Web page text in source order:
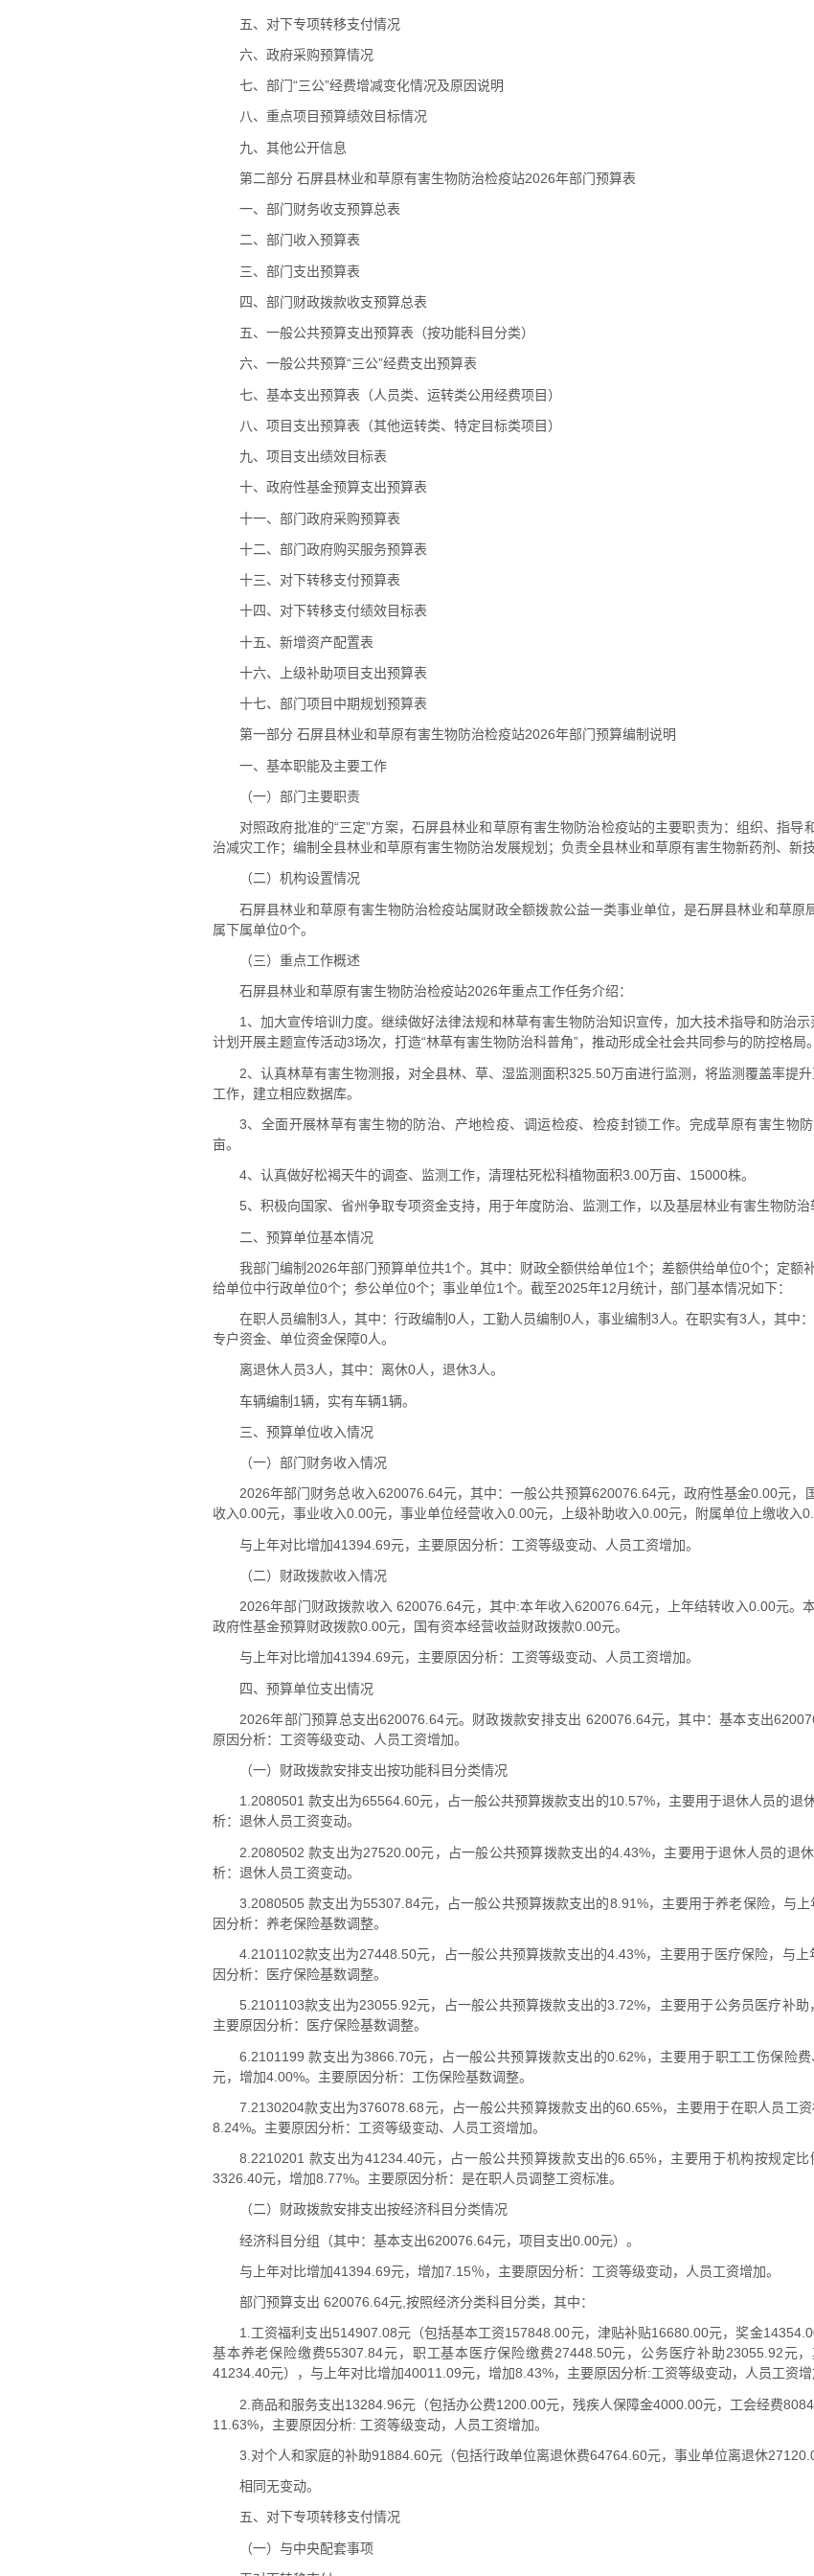
五、对下专项转移支付情况
六、政府采购预算情况
七、部门“三公”经费增减变化情况及原因说明
八、重点项目预算绩效目标情况
九、其他公开信息
第二部分 石屏县林业和草原有害生物防治检疫站2026年部门预算表
一、部门财务收支预算总表
二、部门收入预算表
三、部门支出预算表
四、部门财政拨款收支预算总表
五、一般公共预算支出预算表（按功能科目分类）
六、一般公共预算“三公”经费支出预算表
七、基本支出预算表（人员类、运转类公用经费项目）
八、项目支出预算表（其他运转类、特定目标类项目）
九、项目支出绩效目标表
十、政府性基金预算支出预算表
十一、部门政府采购预算表
十二、部门政府购买服务预算表
十三、对下转移支付预算表
十四、对下转移支付绩效目标表
十五、新增资产配置表
十六、上级补助项目支出预算表
十七、部门项目中期规划预算表
第一部分 石屏县林业和草原有害生物防治检疫站2026年部门预算编制说明
一、基本职能及主要工作
（一）部门主要职责
对照政府批准的“三定”方案，石屏县林业和草原有害生物防治检疫站的主要职责为：组织、指
治减灾工作；编制全县林业和草原有害生物防治发展规划；负责全县林业和草原有害生物新药剂、新
（二）机构设置情况
石屏县林业和草原有害生物防治检疫站属财政全额拨款公益一类事业单位，是石屏县林业和草原
属下属单位0个。
（三）重点工作概述
石屏县林业和草原有害生物防治检疫站2026年重点工作任务介绍：
1、加大宣传培训力度。继续做好法律法规和林草有害生物防治知识宣传，加大技术指导和防治
计划开展主题宣传活动3场次，打造“林草有害生物防治科普角”，推动形成全社会共同参与的防控格局。
2、认真林草有害生物测报，对全县林、草、湿监测面积325.50万亩进行监测，将监测覆盖率提
工作，建立相应数据库。
3、全面开展林草有害生物的防治、产地检疫、调运检疫、检疫封锁工作。完成草原有害生物
亩。
4、认真做好松褐天牛的调查、监测工作，清理枯死松科植物面积3.00万亩、15000株。
5、积极向国家、省州争取专项资金支持，用于年度防治、监测工作，以及基层林业有害生物防治
二、预算单位基本情况
我部门编制2026年部门预算单位共1个。其中：财政全额供给单位1个；差额供给单位0个；定额
给单位中行政单位0个；参公单位0个；事业单位1个。截至2025年12月统计，部门基本情况如下：
在职人员编制3人，其中：行政编制0人，工勤人员编制0人，事业编制3人。在职实有3人，其中
专户资金、单位资金保障0人。
离退休人员3人，其中：离休0人，退休3人。
车辆编制1辆，实有车辆1辆。
三、预算单位收入情况
（一）部门财务收入情况
2026年部门财务总收入620076.64元，其中：一般公共预算620076.64元，政府性基金0.00元，
收入0.00元，事业收入0.00元，事业单位经营收入0.00元，上级补助收入0.00元，附属单位上缴收入
与上年对比增加41394.69元，主要原因分析：工资等级变动、人员工资增加。
（二）财政拨款收入情况
2026年部门财政拨款收入 620076.64元，其中:本年收入620076.64元，上年结转收入0.00元。
政府性基金预算财政拨款0.00元，国有资本经营收益财政拨款0.00元。
与上年对比增加41394.69元，主要原因分析：工资等级变动、人员工资增加。
四、预算单位支出情况
2026年部门预算总支出620076.64元。财政拨款安排支出 620076.64元，其中：基本支出
原因分析：工资等级变动、人员工资增加。
（一）财政拨款安排支出按功能科目分类情况
1.2080501 款支出为65564.60元，占一般公共预算拨款支出的10.57%，主要用于退休人员的退
析：退休人员工资变动。
2.2080502 款支出为27520.00元，占一般公共预算拨款支出的4.43%，主要用于退休人员的退
析：退休人员工资变动。
3.2080505 款支出为55307.84元，占一般公共预算拨款支出的8.91%，主要用于养老保险，与
因分析：养老保险基数调整。
4.2101102款支出为27448.50元，占一般公共预算拨款支出的4.43%，主要用于医疗保险，与
因分析：医疗保险基数调整。
5.2101103款支出为23055.92元，占一般公共预算拨款支出的3.72%，主要用于公务员医疗补助
主要原因分析：医疗保险基数调整。
6.2101199 款支出为3866.70元，占一般公共预算拨款支出的0.62%，主要用于职工工伤保险
元，增加4.00%。主要原因分析：工伤保险基数调整。
7.2130204款支出为376078.68元，占一般公共预算拨款支出的60.65%，主要用于在职人员工
8.24%。主要原因分析：工资等级变动、人员工资增加。
8.2210201 款支出为41234.40元，占一般公共预算拨款支出的6.65%，主要用于机构按规定
3326.40元，增加8.77%。主要原因分析：是在职人员调整工资标准。
（二）财政拨款安排支出按经济科目分类情况
经济科目分组（其中：基本支出620076.64元，项目支出0.00元）。
与上年对比增加41394.69元，增加7.15％，主要原因分析：工资等级变动，人员工资增加。
部门预算支出 620076.64元,按照经济分类科目分类，其中：
1.工资福利支出514907.08元（包括基本工资157848.00元，津贴补贴16680.00元，奖金
基本养老保险缴费55307.84元，职工基本医疗保险缴费27448.50元，公务医疗补助23055.92元
41234.40元），与上年对比增加40011.09元，增加8.43%，主要原因分析:工资等级变动，人员工资增
2.商品和服务支出13284.96元（包括办公费1200.00元，残疾人保障金4000.00元，工会经费
11.63%，主要原因分析: 工资等级变动，人员工资增加。
3.对个人和家庭的补助91884.60元（包括行政单位离退休费64764.60元，事业单位离退休
相同无变动。
五、对下专项转移支付情况
（一）与中央配套事项